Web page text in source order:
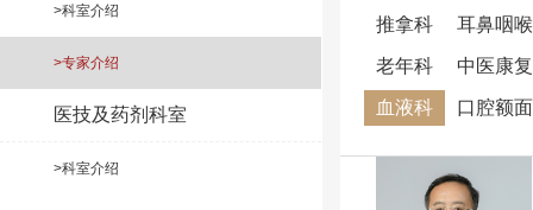
>科室介绍
>专家介绍
医技及药剂科室
>科室介绍
推拿科 耳鼻咽
老年科 中医康
血液科 口腔额